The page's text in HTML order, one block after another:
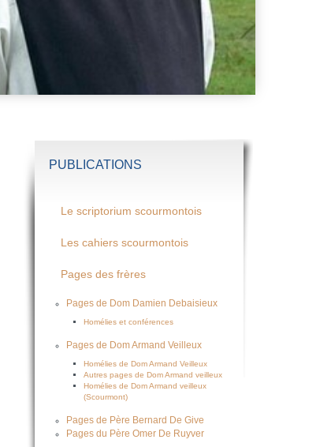
PUBLICATIONS
Le scriptorium scourmontois
Les cahiers scourmontois
Pages des frères
Pages de Dom Damien Debaisieux
Homélies et conférences
Pages de Dom Armand Veilleux
Homélies de Dom Armand Veilleux
Autres pages de Dom Armand veilleux
Homélies de Dom Armand veilleux
(Scourmont)
Pages de Père Bernard De Give
Pages du Père Omer De Ruyver